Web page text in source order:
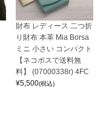
財布 レディース 二つ折
り財布 本革 Mia Borsa
ミニ 小さい コンパクト
【ネコポスで送料無
料】 (07000338r) 4FC
¥5,500(税込)